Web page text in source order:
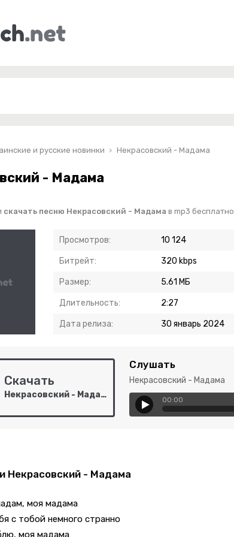
и русские новинки Некрасовский - Мадама
- Мадама
скачать песню Некрасовский - Мадама в mp3 бесплатно
Просмотров: 10 124
Битрейт: 320 kbps
Размер: 5.61 МБ
Длительность: 2:27
Дата релиза: 30 январь 2024
Скачать
Некрасовский - Мадама
Слушать
Некрасовский - Мадама
00:00
Некрасовский - Мадама
моя мадама
с тобой немного странно
моя мадама